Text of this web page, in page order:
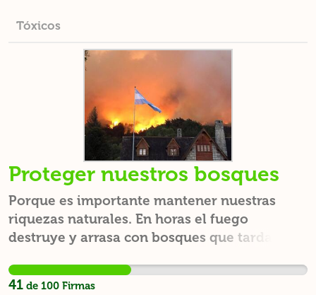
Tóxicos
Proteger nuestros bosques
Porque es importante mantener nuestras
riquezas naturales. En horas el fuego
destruye y arrasa con bosques que tardan
41 de 100 Firmas